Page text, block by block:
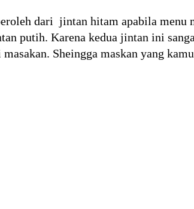
dari jintan hitam apabila menu
putih. Karena kedua jintan ini
Sheingga maskan yang